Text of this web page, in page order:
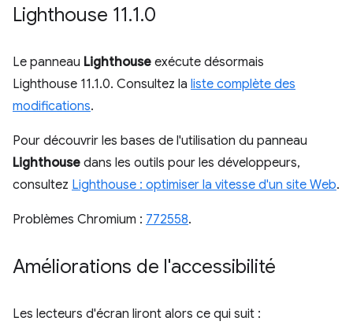
Lighthouse 11.1.0
Le panneau Lighthouse exécute désormais
Lighthouse 11.1.0. Consultez la liste complète des
modifications.
Pour découvrir les bases de l'utilisation du panneau
Lighthouse dans les outils pour les développeurs,
consultez Lighthouse : optimiser la vitesse d'un site Web.
Problèmes Chromium : 772558.
Améliorations de l'accessibilité
Les lecteurs d'écran liront alors ce qui suit :